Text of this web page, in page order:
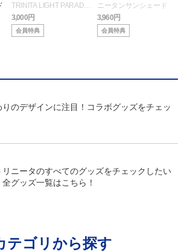
TRINITA LIGHT PARADE
ペンライト白（ニータンv
er.）
3,000円
会員特典
ニータンサンシェード
3,960円
会員特典
りのデザインに注目！コラボグッズをチェッ
リニータのすべてのグッズをチェックしたい
グッズ一覧はこちら！
テゴリから探す